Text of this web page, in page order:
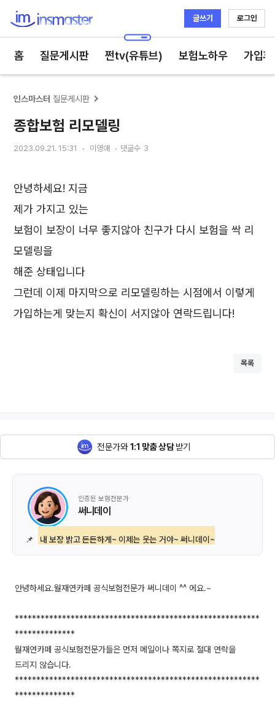
글쓰기 로그인
홈 질문게시판 쩐tv(유튜브) 보험노하우 가입
인스마스터 질문게시판
종합보험 리모델링
2023.09.21. 15:31 이영애 댓글수 3
안녕하세요! 지금
제가 가지고 있는
보험이 보장이 너무 좋지않아 친구가 다시 보험을 싹 리
모델링을
해준 상태입니다
그런데 이제 마지막으로 리모델링하는 시점에서 이렇게
가입하는게 맞는지 확신이 서지않아 연락드립니다!
목록
전문가와1:1 맞춤 상담받기
인증된 보험전문가
써니데이
📌 내 보장 밝고 든든하게~ 이제는 웃는 거야~ 써니데이~
안녕하세요.월재연카페 공식보험전문가 써니데이 ^^ 에요.~
*********************************************************
**************
월재연카페 공식보험전문가들은 먼저 메일이나 쪽지로 절대 연락을
드리지 않습니다.
*********************************************************
**************